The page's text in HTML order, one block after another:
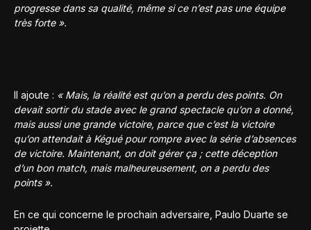
progresse dans sa qualité, même si ce n’est pas une équipe
très forte ».
Il ajoute : « Mais, la réalité est qu’on a perdu des points. On
devait sortir du stade avec le grand spectacle qu’on a donné,
mais aussi une grande victoire, parce que c’est la victoire
qu’on attendait à Kégué pour rompre avec la série d’absences
de victoire. Maintenant, on doit gérer ça ; cette déception
d’un bon match, mais malheureusement, on a perdu des
points ».
En ce qui concerne le prochain adversaire, Paulo Duarte se